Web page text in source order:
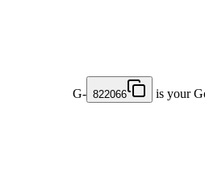
G- 822066 is your